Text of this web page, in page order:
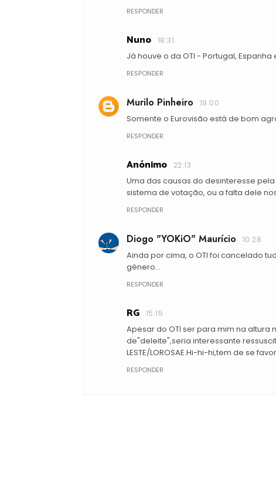
RESPONDER
Nuno 18:31
Já houve o da OTI - Portugal,
RESPONDER
Murilo Pinheiro 19:00
Somente o Eurovisão está de bom
RESPONDER
Anónimo 22:13
Uma das causas do desinteresse
sistema de votação, ou a falta dele
RESPONDER
Diogo "YOKiO" Maurício 10:28
Ainda por cima, o OTI foi cancelado
género...
RESPONDER
RG 15:15
Apesar do OTI ser para mim na altura
de"deleite",seria interessante
LESTE/LOROSAE.Hi-hi-hi,tem de se
RESPONDER